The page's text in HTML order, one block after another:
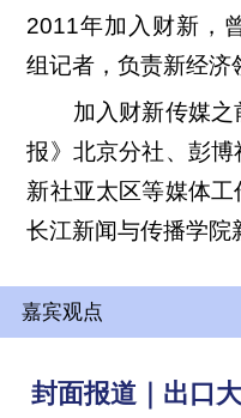
2011年加入财新，
组记者，负责新经济
加入财新传媒之
报》北京分社、彭
新社亚太区等媒体
长江新闻与传播学院
嘉宾观点
封面报道｜出口